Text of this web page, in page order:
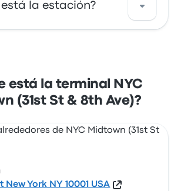
está la estación?
de esta parada de autobús
en un mapa.
está la terminal NYC
(31st St & 8th Ave)?
New York NY 10001 USA